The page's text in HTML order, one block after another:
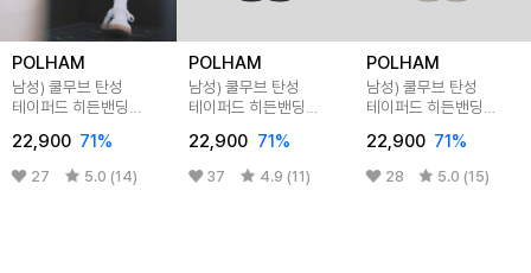
POLHAM
남성) 쿨무브 탄성
테이퍼드 히든밴딩
22,900 71%
27 5.0 (14)
POLHAM
남성) 쿨무브 탄성
테이퍼드 히든밴딩
22,900 71%
37 4.9 (11)
POLHAM
남성) 쿨무브 탄성
테이퍼드 히든밴딩
22,900 71%
28 5.0 (15)